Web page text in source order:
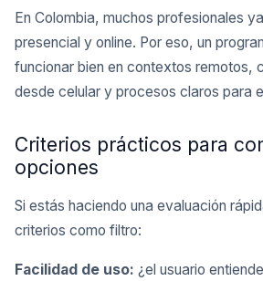
En Colombia, muchos profesionales
presencial y online. Por eso, un
funcionar bien en contextos remotos,
desde celular y procesos claros para
Criterios prácticos para
opciones
Si estás haciendo una evaluación
criterios como filtro:
Facilidad de uso: ¿el usuario